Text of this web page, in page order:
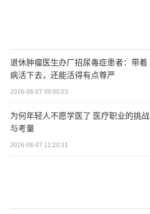
退休肿瘤医生办厂招尿毒症患者：带着
病活下去，还能活得有点尊严
2026-08-07 09:00:03
为何年轻人不愿学医了 医疗职业的挑战
与考量
2026-08-07 11:20:31